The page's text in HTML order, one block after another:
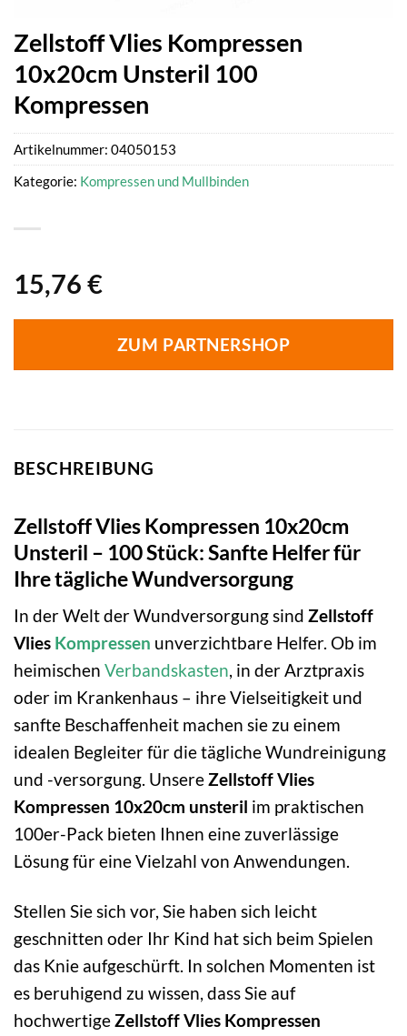
Zellstoff Vlies Kompressen
10x20cm Unsteril 100
Kompressen
15,76 €
ZUM PARTNERSHOP
Artikelnummer: 04050153
Kategorie: Kompressen und Mullbinden
BESCHREIBUNG
Zellstoff Vlies Kompressen 10x20cm
Unsteril – 100 Stück: Sanfte Helfer für
Ihre tägliche Wundversorgung
In der Welt der Wundversorgung sind Zellstoff
Vlies Kompressen unverzichtbare Helfer. Ob im
heimischen Verbandskasten, in der Arztpraxis
oder im Krankenhaus – ihre Vielseitigkeit und
sanfte Beschaffenheit machen sie zu einem
idealen Begleiter für die tägliche Wundreinigung
und -versorgung. UnsereZellstoff Vlies
Kompressen 10x20cm unsteril im praktischen
100er-Pack bieten Ihnen eine zuverlässige
Lösung für eine Vielzahl von Anwendungen.
Stellen Sie sich vor, Sie haben sich leicht
geschnitten oder Ihr Kind hat sich beim Spielen
das Knie aufgeschürft. In solchen Momenten ist
es beruhigend zu wissen, dass Sie auf
hochwertigeZellstoff Vlies Kompressen